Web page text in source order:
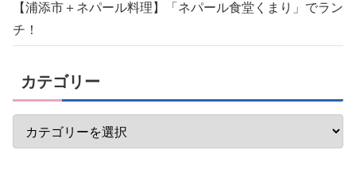
【浦添市＋ネパール料理】「ネパール食堂くまり」でラン
チ！
カテゴリー